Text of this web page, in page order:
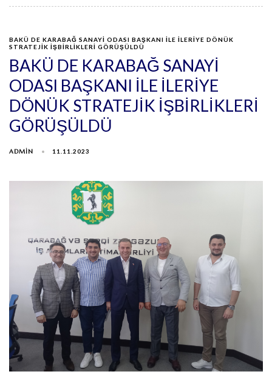
BAKÜ DE KARABAĞ SANAYİ ODASI BAŞKANI İLE İLERİYE DÖNÜK
STRATEJİK İŞBİRLİKLERİ GÖRÜŞÜLDÜ
BAKÜ DE KARABAĞ SANAYİ
ODASI BAŞKANI İLE İLERİYE
DÖNÜK STRATEJİK İŞBİRLİKLERİ
GÖRÜŞÜLDÜ
ADMIN 11.11.2023